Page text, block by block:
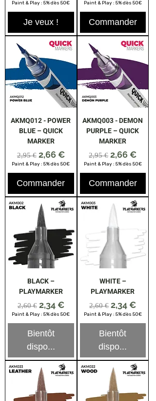
Paint & Play : 5% dès 50€
Je veux !
Paint & Play : 5% dès 50€
Commander
AKMQ012 - POWER
BLUE – QUICK
MARKER
Prix original
2,95 € Prix promotionnel
2,66 €
Paint & Play : 5% dès 50€
Commander
AKMQ003 - DEMON
PURPLE – QUICK
MARKER
Prix original
2,95 € Prix
2,66 €
Paint & Play : 5% dès 50€
Commander
BLACK –
PLAYMARKER
Prix original
2,60 € Prix promotionnel
2,34 €
Paint & Play : 5% dès 50€
Bientôt
dispo...
WHITE –
PLAYMARKER
Prix original
2,60 € Prix
2,34 €
Paint & Play : 5% dès 50€
Bientôt
dispo...